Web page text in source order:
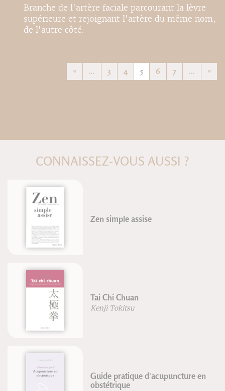
Branche de l'artère faciale parcourant la lèvre
supérieure et rejoignant l'artère du même nom,
de l'autre côté.
« ... 3 4 5 6 7 ... »
CONNAISSEZ-VOUS AUSSI ?
Zen simple assise
Tai Chi Chuan
Kenji Tokitsu
Guide pratique d'acupuncture en
obstétrique